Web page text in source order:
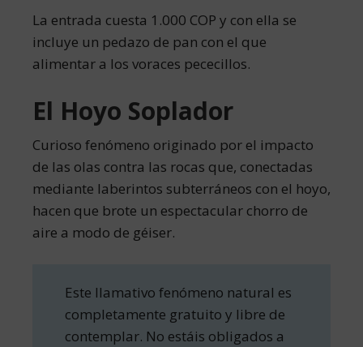
La entrada cuesta 1.000 COP y con ella se
incluye un pedazo de pan con el que
alimentar a los voraces pececillos.
El Hoyo Soplador
Curioso fenómeno originado por el impacto
de las olas contra las rocas que, conectadas
mediante laberintos subterráneos con el hoyo,
hacen que brote un espectacular chorro de
aire a modo de géiser.
Este llamativo fenómeno natural es
completamente gratuito y libre de
contemplar. No estáis obligados a